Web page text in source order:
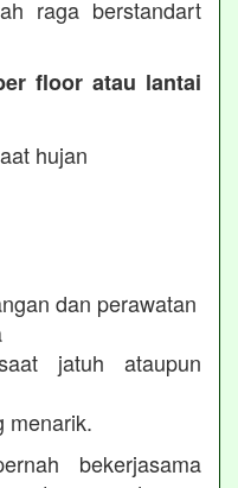
raga berstandart
floor atau lantai
hujan
dan perawatan
jatuh ataupun
menarik.
bekerjasama